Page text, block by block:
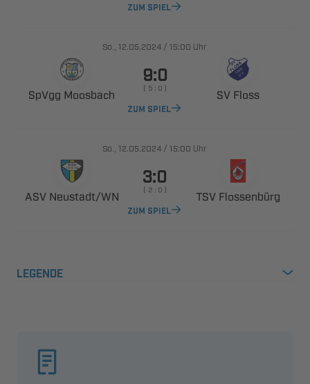
ZUM SPIEL
.,  / Uhr
 

      
ZUM SPIEL
.,  / Uhr
 ​

      
ZUM SPIEL
LEGENDE